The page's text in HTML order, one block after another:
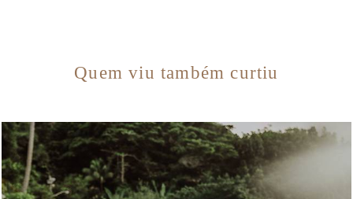
Quem viu também curtiu